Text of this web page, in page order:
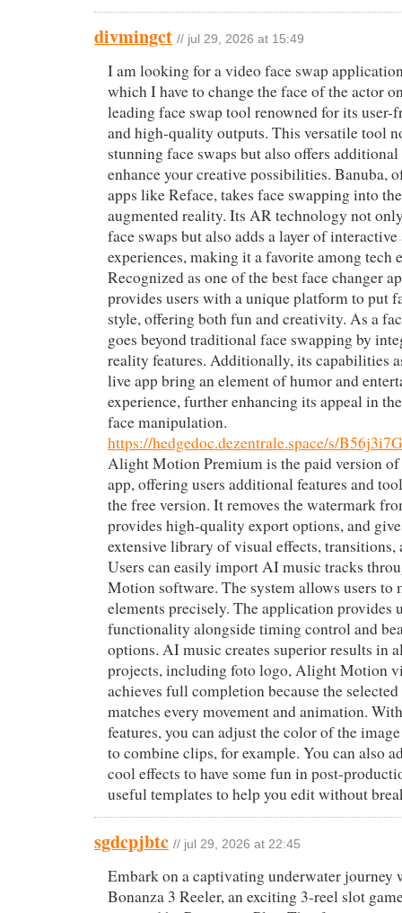
divmingct // jul 29, 2026 at 15:49
I am looking for a video face swap
which I have to change the face of the actor
leading face swap tool renowned for its
and high-quality outputs. This versatile tool
stunning face swaps but also offers
enhance your creative possibilities. Banuba,
apps like Reface, takes face swapping into
augmented reality. Its AR technology not
face swaps but also adds a layer of
experiences, making it a favorite among tech
Recognized as one of the best face changer
provides users with a unique platform to put
style, offering both fun and creativity. As a
goes beyond traditional face swapping by
reality features. Additionally, its capabilities
live app bring an element of humor and
experience, further enhancing its appeal in
face manipulation.
https://hedgedoc.dezentrale.space/s/
Alight Motion Premium is the paid version
app, offering users additional features and
the free version. It removes the watermark
provides high-quality export options, and
extensive library of visual effects, transitions,
Users can easily import AI music tracks
Motion software. The system allows users to
elements precisely. The application provides
functionality alongside timing control and
options. AI music creates superior results in
projects, including foto logo, Alight Motion
achieves full completion because the
matches every movement and animation.
features, you can adjust the color of the
to combine clips, for example. You can also
cool effects to have some fun in post-
useful templates to help you edit without
sgdcpjbtc // jul 29, 2026 at 22:45
Embark on a captivating underwater journey
Bonanza 3 Reeler, an exciting 3-reel slot